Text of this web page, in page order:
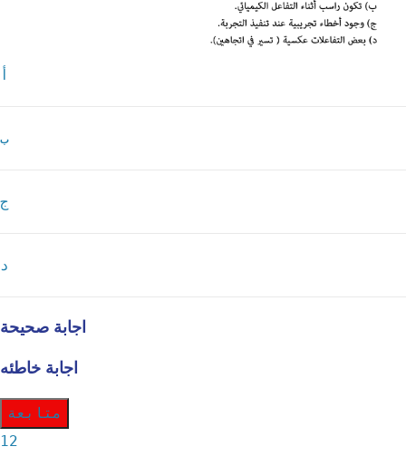
أ
ب
ج
د
اجابة صحيحة
اجابة خاطئه
متابعة
12